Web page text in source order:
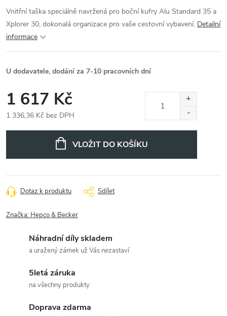
Vnitřní taška speciálně navržená pro boční kufry Alu Standard 35 a
Xplorer 30, dokonalá organizace pro vaše cestovní vybavení. Detailní
informace
U dodavatele, dodání za 7-10 pracovních dní
1 617 Kč
1 336,36 Kč bez DPH
VLOŽIT DO KOŠÍKU
Dotaz k produktu Sdílet
Značka: Hepco & Becker
Náhradní díly skladem
a uražený zámek už Vás nezastaví
5letá záruka
na všechny produkty
Doprava zdarma